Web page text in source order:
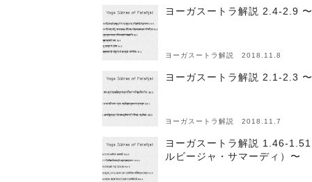
ヨーガスートラ解説 2.4-2.9
ヨーガスートラ解説 2018.11.8
ヨーガスートラ解説 2.1-2.3
ヨーガスートラ解説 2018.11.7
ヨーガスートラ解説 1.46-
ルビージャ・サマーディ）〜